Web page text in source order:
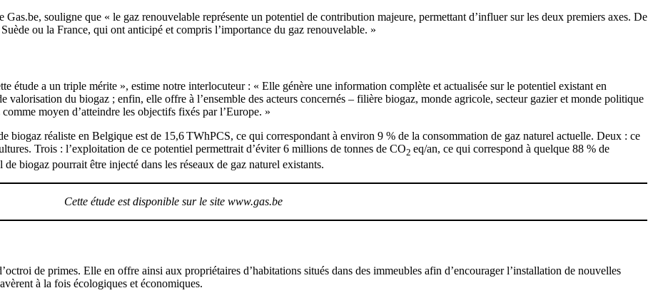
souligne que « le gaz renouvelable représente un potentiel de contribution majeure, permettant d’influer sur les deux premiers axes. De
ou la France, qui ont anticipé et compris l’importance du gaz renouvelable. »
étude a un triple mérite », estime notre interlocuteur : « Elle génère une information complète et actualisée sur le potentiel existant en
valorisation du biogaz ; enfin, elle offre à l’ensemble des acteurs concernés – filière biogaz, monde agricole, secteur gazier et monde politique
moyen d’atteindre les objectifs fixés par l’Europe. »
biogaz réaliste en Belgique est de 15,6 TWhPCS, ce qui correspondant à environ 9 % de la consommation de gaz naturel actuelle. Deux : ce
Trois : l’exploitation de ce potentiel permettrait d’éviter 6 millions de tonnes de CO2 eq/an, ce qui correspond à quelque 88 % de
biogaz pourrait être injecté dans les réseaux de gaz naturel existants.
Cette étude est disponible sur le site www.gas.be
de primes. Elle en offre ainsi aux propriétaires d’habitations situés dans des immeubles afin d’encourager l’installation de nouvelles
à la fois écologiques et économiques.